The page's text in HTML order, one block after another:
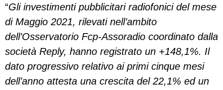
“Gli investimenti pubblicitari radiofonici del mese
di Maggio 2021, rilevati nell’ambito
dell’Osservatorio Fcp-Assoradio coordinato dalla
società Reply, hanno registrato un +148,1%. Il
dato progressivo relativo ai primi cinque mesi
dell’anno attesta una crescita del 22,1% ed un